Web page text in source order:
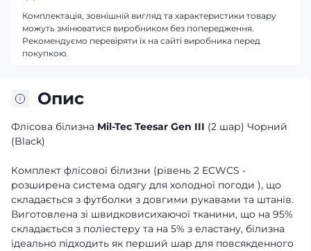
Опис
Флісова білизна Mil-Tec Teesar Gen III (2 шар) Чорний
(Black)
Комплект флісової білизни (рівень 2 ECWCS -
розширена система одягу для холодної погоди ), що
складається з футболки з довгими рукавами та штанів.
Виготовлена зі швидковисихаючої тканини, що на 95%
складається з поліестеру та на 5% з еластану, білизна
ідеально підходить як перший шар для повсякденного
Комплектація, зовнішній вигляд та характеристики товару
можуть змінюватися виробником без попередження.
Рекомендуємо перевіряти їх на сайті виробника перед
покупкою.